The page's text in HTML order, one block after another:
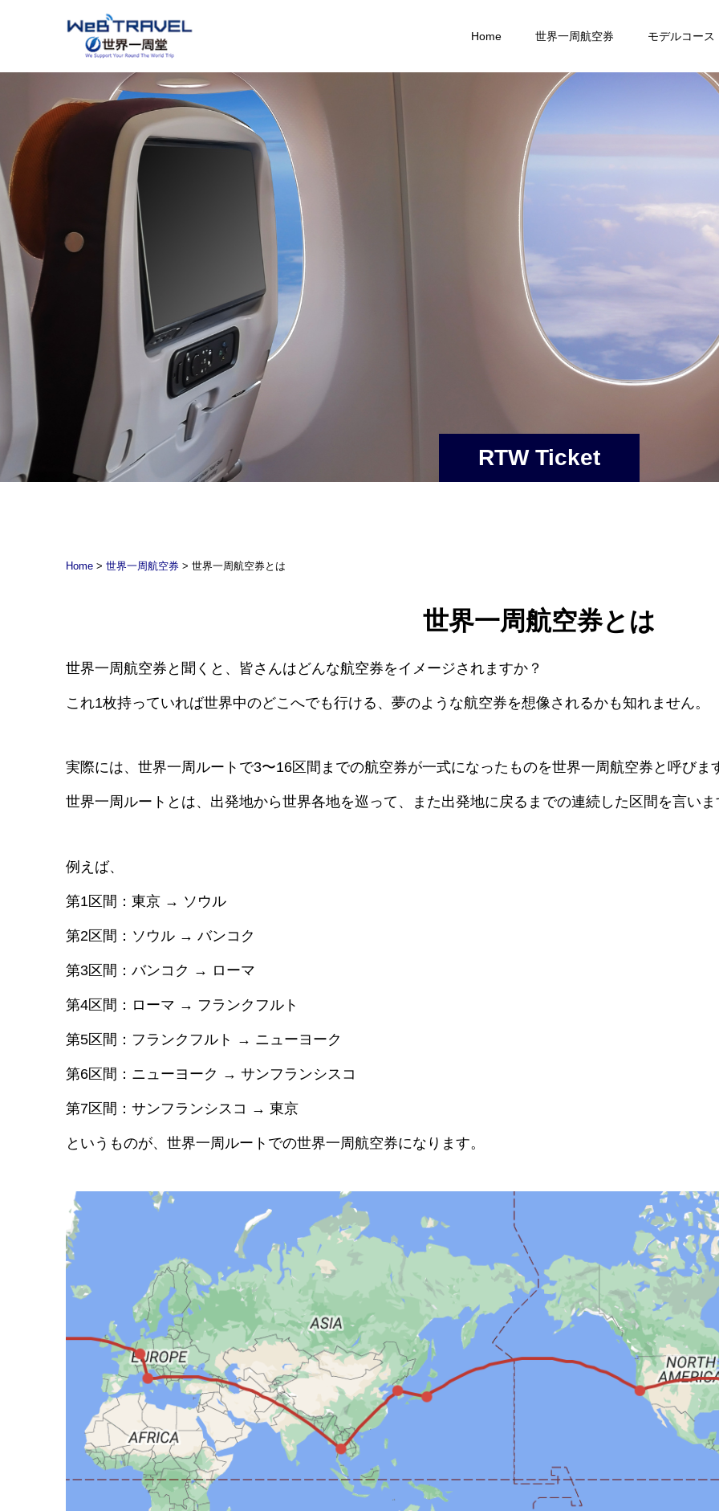
Home 世界一周航空券 モデルコース
RTW Ticket
Home > 世界一周航空券 > 世界一周航空券とは
世界一周航空券とは
世界一周航空券と聞くと、皆さんはどんな航空券をイメージされますか？
これ1枚持っていれば世界中のどこへでも行ける、夢のような航空券を想像されるかも知れません。
実際には、世界一周ルートで3〜16区間までの航空券が一式になったものを世界一周航空券と呼びま
世界一周ルートとは、出発地から世界各地を巡って、また出発地に戻るまでの連続した区間を言いま
例えば、
第1区間：東京 → ソウル
第2区間：ソウル → バンコク
第3区間：バンコク → ローマ
第4区間：ローマ → フランクフルト
第5区間：フランクフルト → ニューヨーク
第6区間：ニューヨーク → サンフランシスコ
第7区間：サンフランシスコ → 東京
というものが、世界一周ルートでの世界一周航空券になります。